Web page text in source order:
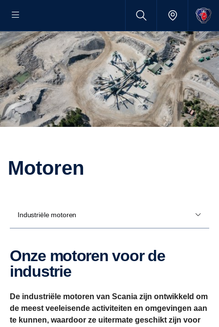
motoren
Industriële motoren
Onze motoren voor de
industrie
De industriële motoren van Scania zijn ontwikkeld om
de meest veeleisende activiteiten en omgevingen aan
te kunnen, waardoor ze uitermate geschikt zijn voor